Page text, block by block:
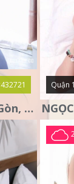
LUNA gái gọi Quận 10 Sài Gòn, nàng thơ tình cảm
Quận